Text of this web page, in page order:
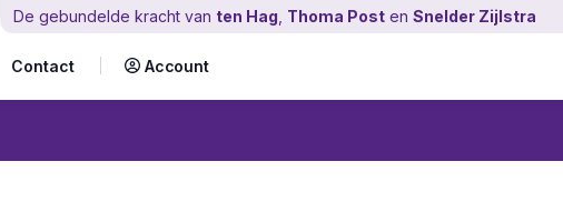
De gebundelde kracht van ten Hag Thoma Post en Snelder Zijlstra
Contact Account